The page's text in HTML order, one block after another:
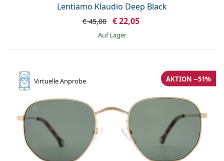
Lentiamo Klaudio Deep Black
€ 45,00 € 22,05
auf Lager
VirtuelleAnprobe AKTION −51%